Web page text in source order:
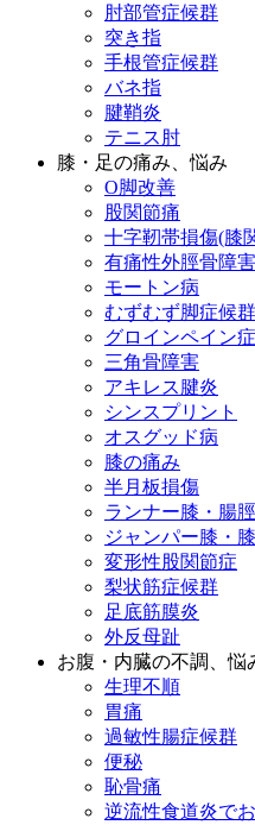
肘部管症候群
突き指
手根管症候群
バネ指
腱鞘炎
テニス肘
膝・足の痛み、悩み
O脚改善
股関節痛
十字靭帯損傷(膝
有痛性外脛骨障害
モートン病
むずむず脚症候
グロインペイン
三角骨障害
アキレス腱炎
シンスプリント
オスグッド病
膝の痛み
半月板損傷
ランナー膝・腸
ジャンパー膝・
変形性股関節症
梨状筋症候群
足底筋膜炎
外反母趾
お腹・内臓の不調、悩
生理不順
胃痛
過敏性腸症候群
便秘
恥骨痛
逆流性食道炎で